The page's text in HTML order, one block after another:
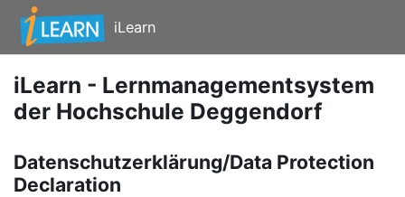
Zum Hauptinhalt
iLearn
iLearn - Lernmanagementsystem
der Hochschule Deggendorf
Datenschutzerklärung/Data Protection
Declaration